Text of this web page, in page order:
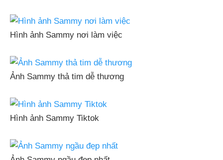
Hình ảnh Sammy nơi làm việc
Ảnh Sammy thả tim dễ thương
Hình ảnh Sammy Tiktok